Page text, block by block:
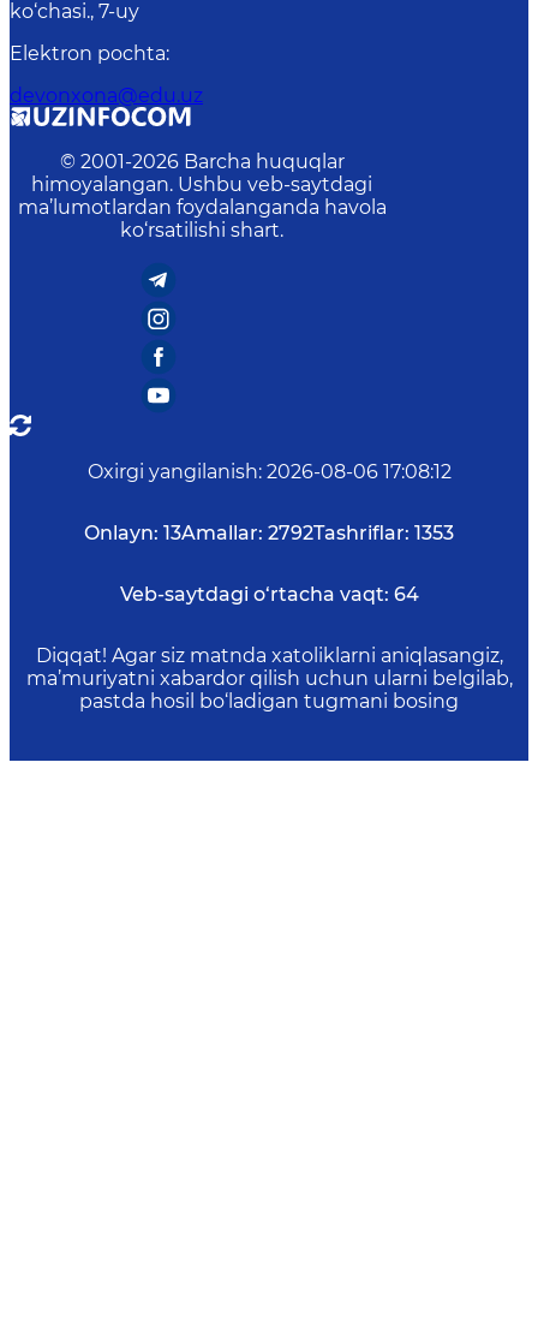
ko‘chasi., 7-uy
Elektron pochta:
devonxona@edu.uz
© 2001-2026 Barcha huquqlar
himoyalangan. Ushbu veb-saytdagi
ma’lumotlardan foydalanganda havola
ko‘rsatilishi shart.
Oxirgi yangilanish: 2026-08-06 17:08:12
Onlayn: 13Amallar: 2792Tashriflar: 1353
Veb-saytdagi o‘rtacha vaqt: 64
Diqqat! Agar siz matnda xatoliklarni aniqlasangiz,
ma’muriyatni xabardor qilish uchun ularni belgilab,
pastda hosil bo‘ladigan tugmani bosing